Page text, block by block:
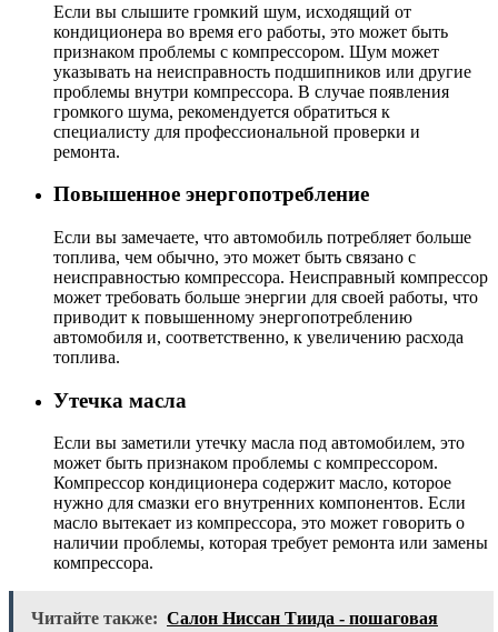
Если вы слышите громкий шум, исходящий от
кондиционера во время его работы, это может быть
признаком проблемы с компрессором. Шум может
указывать на неисправность подшипников или другие
проблемы внутри компрессора. В случае появления
громкого шума, рекомендуется обратиться к
специалисту для профессиональной проверки и
ремонта.
Повышенное энергопотребление
Если вы замечаете, что автомобиль потребляет больше
топлива, чем обычно, это может быть связано с
неисправностью компрессора. Неисправный компрессор
может требовать больше энергии для своей работы, что
приводит к повышенному энергопотреблению
автомобиля и, соответственно, к увеличению расхода
топлива.
Утечка масла
Если вы заметили утечку масла под автомобилем, это
может быть признаком проблемы с компрессором.
Компрессор кондиционера содержит масло, которое
нужно для смазки его внутренних компонентов. Если
масло вытекает из компрессора, это может говорить о
наличии проблемы, которая требует ремонта или замены
компрессора.
Читайте также: Салон Ниссан Тиида - пошаговая